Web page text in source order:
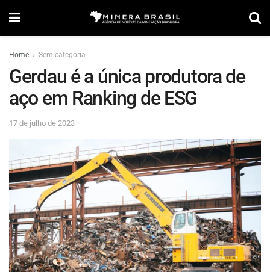
Home Sem categoria
Gerdau é a única produtora de
aço em Ranking de ESG
17 de julho de 2023